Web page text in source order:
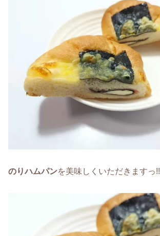
のりハムパンを美味しくいただきますっ!!